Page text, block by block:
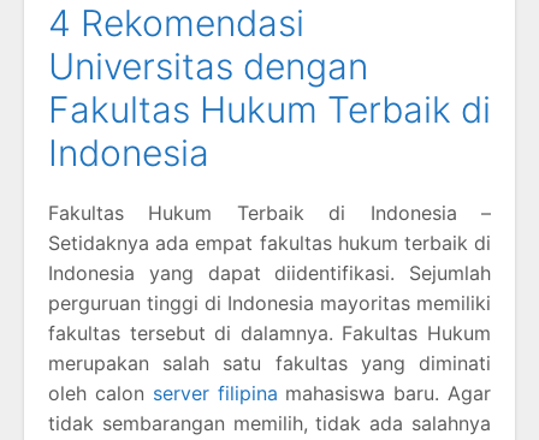
4 Rekomendasi
Universitas dengan
Fakultas Hukum Terbaik di
Indonesia
Fakultas Hukum Terbaik di Indonesia –
Setidaknya ada empat fakultas hukum terbaik di
Indonesia yang dapat diidentifikasi. Sejumlah
perguruan tinggi di Indonesia mayoritas memiliki
fakultas tersebut di dalamnya. Fakultas Hukum
merupakan salah satu fakultas yang diminati
oleh calon server filipina mahasiswa baru. Agar
tidak sembarangan memilih, tidak ada salahnya